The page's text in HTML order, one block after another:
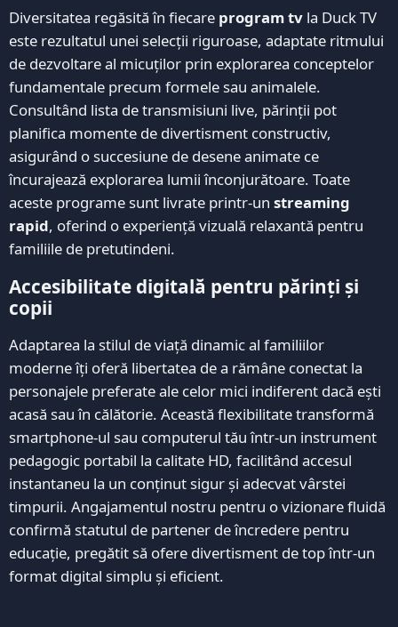
Diversitatea regăsită în fiecare program tv la Duck TV
este rezultatul unei selecții riguroase, adaptate ritmului
de dezvoltare al micuților prin explorarea conceptelor
fundamentale precum formele sau animalele.
Consultând lista de transmisiuni live, părinții pot
planifica momente de divertisment constructiv,
asigurând o succesiune de desene animate ce
încurajează explorarea lumii înconjurătoare. Toate
aceste programe sunt livrate printr-un streaming
rapid, oferind o experiență vizuală relaxantă pentru
familiile de pretutindeni.
Accesibilitate digitală pentru părinți și
copii
Adaptarea la stilul de viață dinamic al familiilor
moderne îți oferă libertatea de a rămâne conectat la
personajele preferate ale celor mici indiferent dacă ești
acasă sau în călătorie. Această flexibilitate transformă
smartphone-ul sau computerul tău într-un instrument
pedagogic portabil la calitate HD, facilitând accesul
instantaneu la un conținut sigur și adecvat vârstei
timpurii. Angajamentul nostru pentru o vizionare fluidă
confirmă statutul de partener de încredere pentru
educație, pregătit să ofere divertisment de top într-un
format digital simplu și eficient.